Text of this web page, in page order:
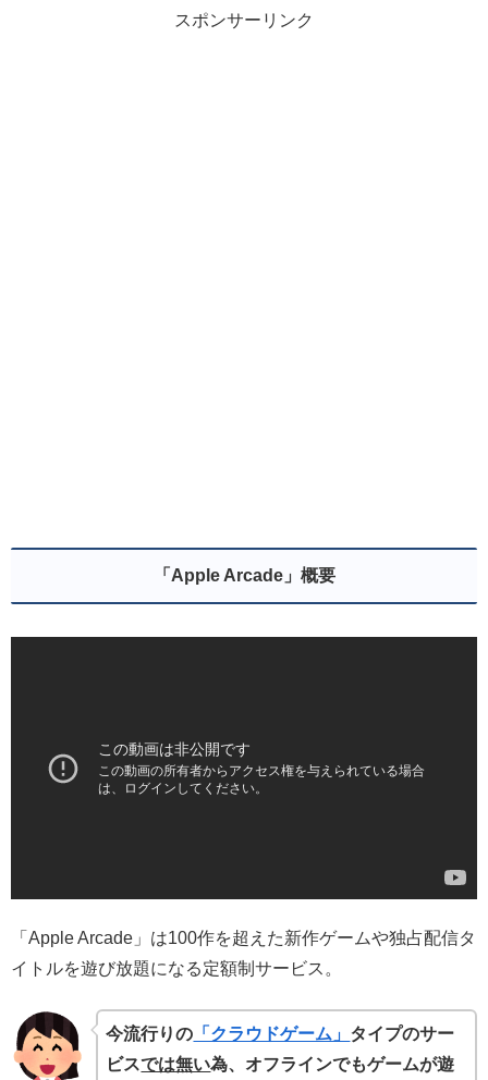
スポンサーリンク
「Apple Arcade」概要
「Apple Arcade」は100作を超えた新作ゲームや独占配信タ
イトルを遊び放題になる定額制サービス。
今流行りの 「クラウドゲーム」 タイプのサー
ビスでは無い為、オフラインでもゲームが遊